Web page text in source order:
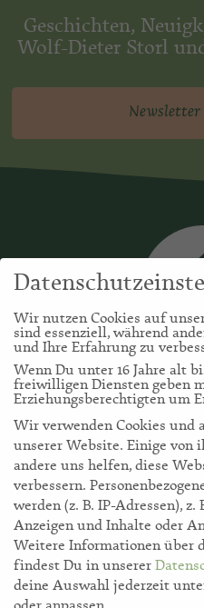
Geschichten,
Wolf-Dieter Storl
Newsletter
storl.de
Akademie
Wir nutzen Cookies auf
sind essenziell, während
und Ihre Erfahrung zu
Wenn Du unter 16 Jahre alt
freiwilligen Diensten geben
Erziehungsberechtigten um
Wir verwenden Cookies und
unserer Website. Einige von
andere uns helfen, diese
verbessern.
werden (z. B. IP-Adressen),
Anzeigen und Inhalte oder
Weitere Informationen über
findest Du in unserer
deine Auswahl jederzeit